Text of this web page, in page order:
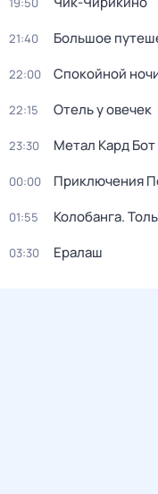
21:40 Большое
22:00 Спокойной
22:15 Отель у овечек
23:30 Метал Кард Бот
00:00 Приключения
01:55 Колобанга.
03:30 Ералаш